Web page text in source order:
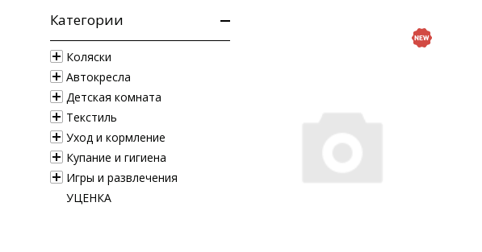
Категории
Коляски
Автокресла
Детская комната
Текстиль
Уход и кормление
Купание и гигиена
Игры и развлечения
УЦЕНКА